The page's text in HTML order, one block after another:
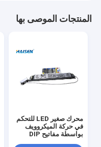
المنتجات الموصى بها
محرك صغير LED للتحكم
في حركة الميكروويف
بواسطة مفاتيح DIP